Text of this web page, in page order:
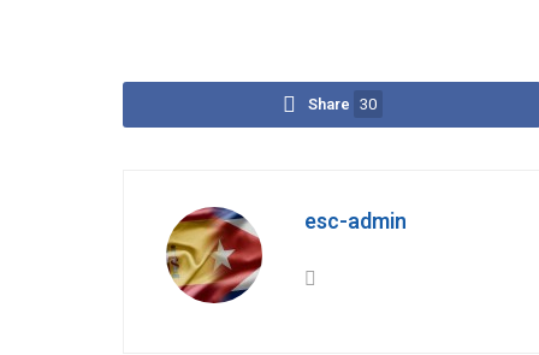
Share 30
esc-admin